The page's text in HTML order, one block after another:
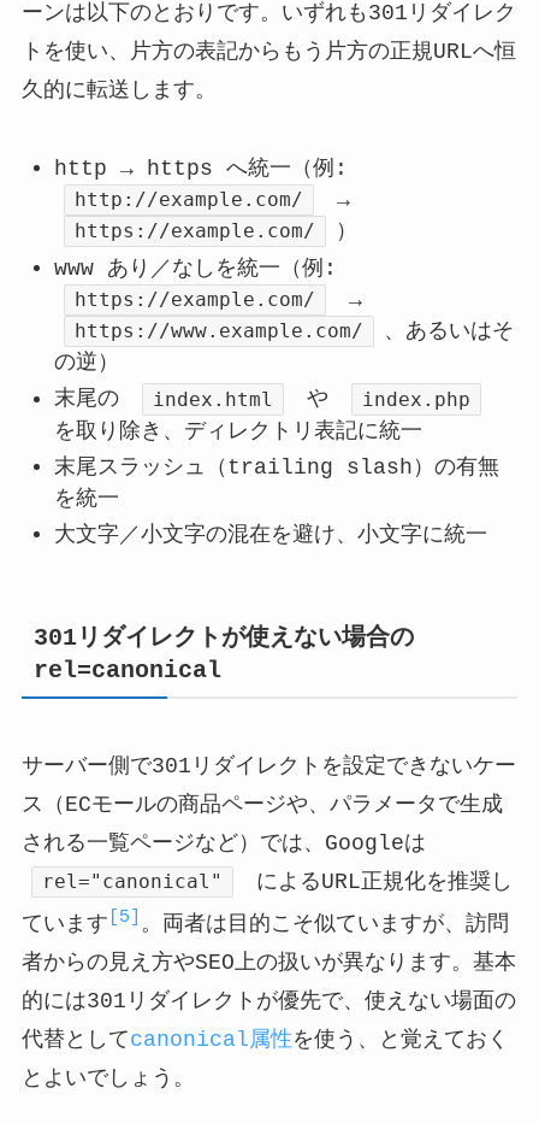
ーンは以下のとおりです。いずれも301リダイレク
トを使い、片方の表記からもう片方の正規URLへ恒
久的に転送します。
http → https へ統一（例:
http://example.com/ →
https://example.com/
）
www あり／なしを統一（例:
https://example.com/ →
https://www.example.com/
、あるいはそ
の逆）
末尾の
index.html や index.php
を取り除き、ディレクトリ表記に統一
末尾スラッシュ（trailing slash）の有無
を統一
大文字／小文字の混在を避け、小文字に統一
301リダイレクトが使えない場合の
rel=canonical
サーバー側で301リダイレクトを設定できないケー
ス（ECモールの商品ページや、パラメータで生成
される一覧ページなど）では、Googleは
rel="canonical"
によるURL正規化を推奨し
ています [5] 。両者は目的こそ似ていますが、訪問
者からの見え方やSEO上の扱いが異なります。基本
的には301リダイレクトが優先で、使えない場面の
代替としてcanonical属性を使う、と覚えておく
とよいでしょう。